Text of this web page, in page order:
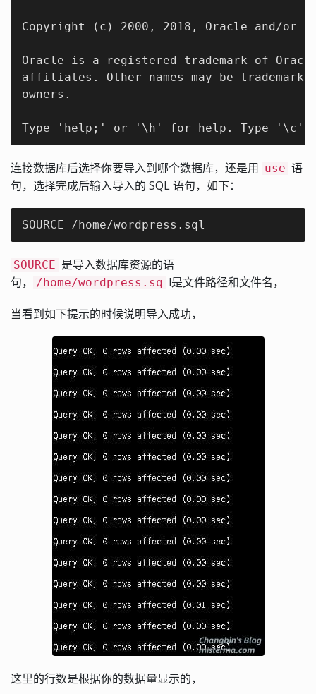
Copyright (c) 2000, 2018, Oracle and/
Oracle is a registered trademark of
affiliates. Other names may be
owners.
Type 'help;' or '\h' for help. Type '\c'
连接数据库后选择你要导入到哪个数据库，还是用 use 语
句，选择完成后输入导入的 SQL 语句，如下：
SOURCE /home/wordpress.sql
SOURCE 是导入数据库资源的语
句，
/home/wordpress.sq l是文件路径和文件名，
当看到如下提示的时候说明导入成功，
这里的行数是根据你的数据量显示的，